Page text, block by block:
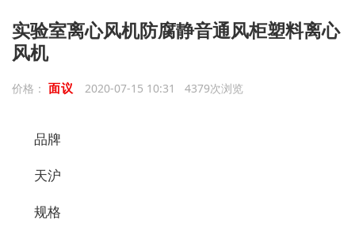
实验室离心风机防腐静音通风柜塑料离心
风机
价格： 面议 2020-07-15 10:31 4379次浏览
品牌
天沪
规格